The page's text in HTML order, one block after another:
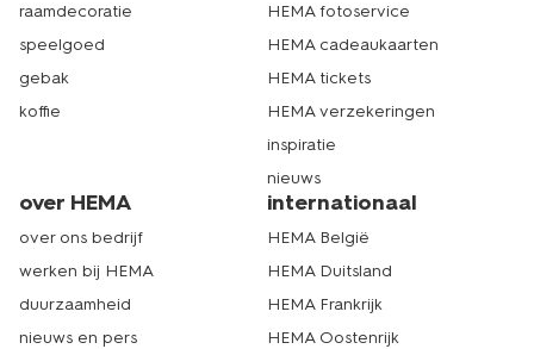
raamdecoratie
speelgoed
gebak
koffie
HEMA fotoservice
HEMA cadeaukaarten
HEMA tickets
HEMA verzekeringen
inspiratie
nieuws
over HEMA
over ons bedrijf
werken bij HEMA
duurzaamheid
nieuws en pers
internationaal
HEMA België
HEMA Duitsland
HEMA Frankrijk
HEMA Oostenrijk